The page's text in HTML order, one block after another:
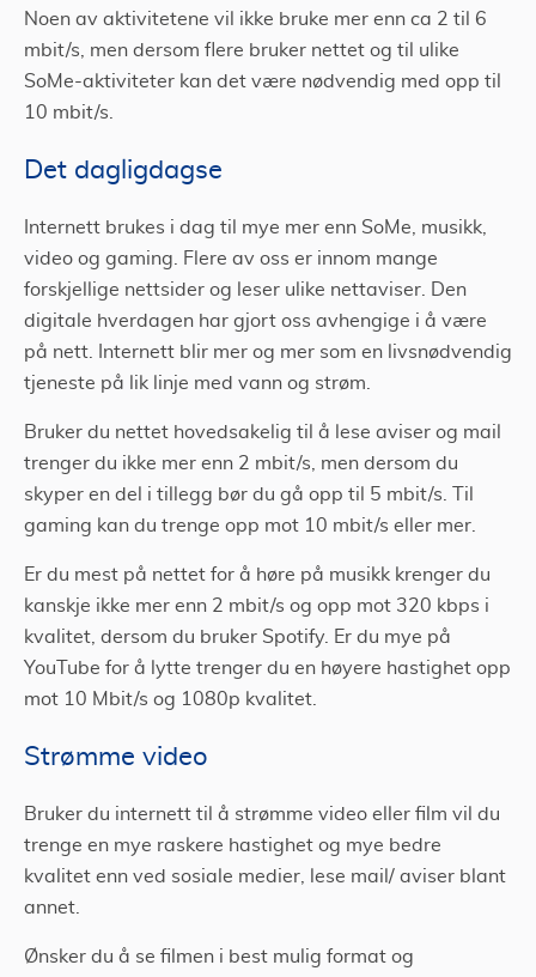
Noen av aktivitetene vil ikke bruke mer enn ca 2 til 6
mbit/s, men dersom flere bruker nettet og til ulike
SoMe-aktiviteter kan det være nødvendig med opp til
10 mbit/s.
Det dagligdagse
Internett brukes i dag til mye mer enn SoMe, musikk,
video og gaming. Flere av oss er innom mange
forskjellige nettsider og leser ulike nettaviser. Den
digitale hverdagen har gjort oss avhengige i å være
på nett. Internett blir mer og mer som en livsnødvendig
tjeneste på lik linje med vann og strøm.
Bruker du nettet hovedsakelig til å lese aviser og mail
trenger du ikke mer enn 2 mbit/s, men dersom du
skyper en del i tillegg bør du gå opp til 5 mbit/s. Til
gaming kan du trenge opp mot 10 mbit/s eller mer.
Er du mest på nettet for å høre på musikk krenger du
kanskje ikke mer enn 2 mbit/s og opp mot 320 kbps i
kvalitet, dersom du bruker Spotify. Er du mye på
YouTube for å lytte trenger du en høyere hastighet opp
mot 10 Mbit/s og 1080p kvalitet.
Strømme video
Bruker du internett til å strømme video eller film vil du
trenge en mye raskere hastighet og mye bedre
kvalitet enn ved sosiale medier, lese mail/ aviser blant
annet.
Ønsker du å se filmen i best mulig format og